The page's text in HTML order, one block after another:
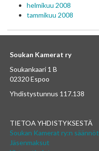
helmikuu 2008
tammikuu 2008
Soukan Kamerat ry
Soukankaari 1 B
02320 Espoo
Yhdistystunnus 117.138
TIETOA YHDISTYKSESTÄ
Soukan Kamerat ry:n säännöt
Jäsenmaksut